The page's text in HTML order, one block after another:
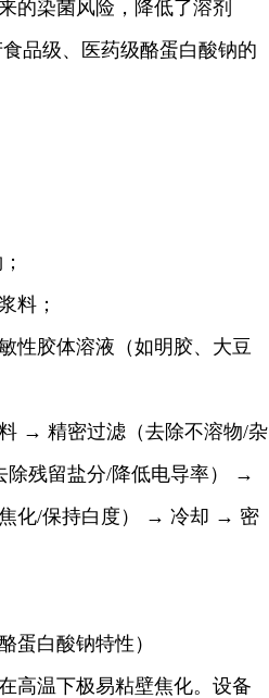
的染菌风险，降低了溶剂
品级、医药级酪蛋白酸钠的
料；
性胶体溶液（如明胶、大豆
→ 精密过滤（去除不溶物/杂
残留盐分/降低电导率）
→
化/保持白度）
→ 冷却 → 密
蛋白酸钠特性）
高温下极易粘壁焦化。设备